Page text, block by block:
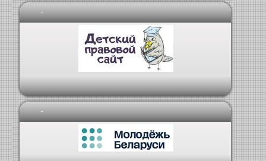
-
-